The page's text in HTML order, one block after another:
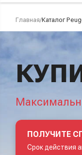
Главная/Каталог
ПОЛУЧИТЕ
Срок действия